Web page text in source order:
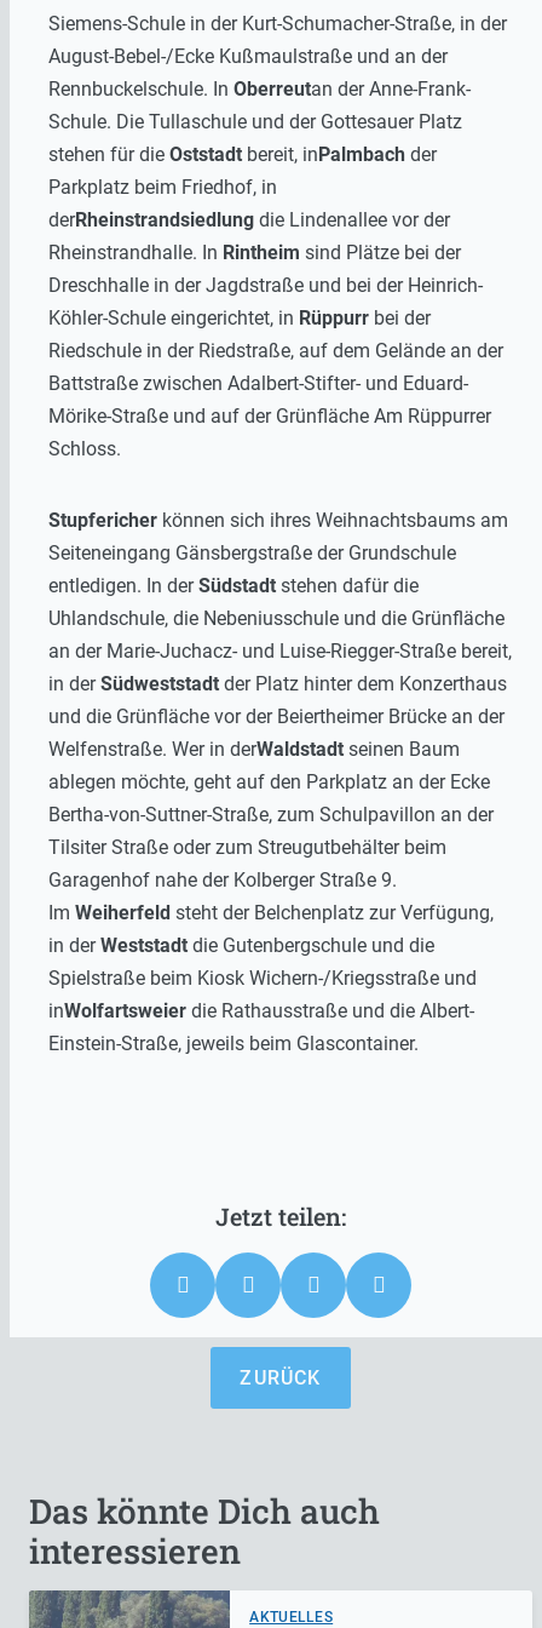
Siemens-Schule in der Kurt-Schumacher-Straße, in der
August-Bebel-/Ecke Kußmaulstraße und an der
Rennbuckelschule. In Oberreutan der Anne-Frank-
Schule. Die Tullaschule und der Gottesauer Platz
stehen für die Oststadt bereit, inPalmbach der
Parkplatz beim Friedhof, in
derRheinstrandsiedlung die Lindenallee vor der
Rheinstrandhalle. In Rintheim sind Plätze bei der
Dreschhalle in der Jagdstraße und bei der Heinrich-
Köhler-Schule eingerichtet, in Rüppurr bei der
Riedschule in der Riedstraße, auf dem Gelände an der
Battstraße zwischen Adalbert-Stifter- und Eduard-
Mörike-Straße und auf der Grünfläche Am Rüppurrer
Schloss.
Stupfericher können sich ihres Weihnachtsbaums am
Seiteneingang Gänsbergstraße der Grundschule
entledigen. In derSüdstadt stehen dafür die
Uhlandschule, die Nebeniusschule und die Grünfläche
an der Marie-Juchacz- und Luise-Riegger-Straße bereit,
in derSüdweststadt der Platz hinter dem Konzerthaus
und die Grünfläche vor der Beiertheimer Brücke an der
Welfenstraße. Wer in derWaldstadt seinen Baum
ablegen möchte, geht auf den Parkplatz an der Ecke
Bertha-von-Suttner-Straße, zum Schulpavillon an der
Tilsiter Straße oder zum Streugutbehälter beim
Garagenhof nahe der Kolberger Straße 9.
Im Weiherfeld steht der Belchenplatz zur Verfügung,
in derWeststadt die Gutenbergschule und die
Spielstraße beim Kiosk Wichern-/Kriegsstraße und
inWolfartsweier die Rathausstraße und die Albert-
Einstein-Straße, jeweils beim Glascontainer.
ZURÜCK
Das könnte Dich auch
interessieren
AKTUELLES